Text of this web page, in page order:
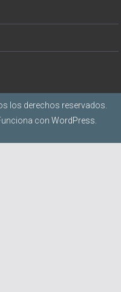
los derechos reservados.
con WordPress.